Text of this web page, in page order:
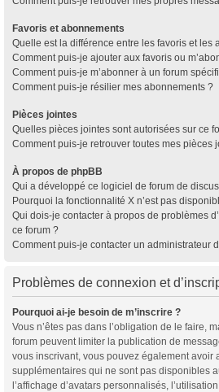
Favoris et abonnements
Quelle est la différence entre les favoris et les
Comment puis-je ajouter aux favoris ou
Comment puis-je m’abonner à un forum
Comment puis-je résilier mes abonnements ?
Pièces jointes
Quelles pièces jointes sont autorisées sur ce
Comment puis-je retrouver toutes mes pièces
À propos de phpBB
Qui a développé ce logiciel de forum de
Pourquoi la fonctionnalité X n’est pas
Qui dois-je contacter à propos de problèmes
ce forum ?
Comment puis-je contacter un administrateur
Problèmes de connexion et
Pourquoi ai-je besoin de m’inscrire ?
Vous n’êtes pas dans l’obligation de le faire,
forum peuvent limiter la publication de
vous inscrivant, vous pouvez également avoir
supplémentaires qui ne sont pas disponibles
l’affichage d’avatars personnalisés,